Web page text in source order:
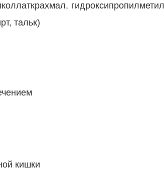
тальк)
кишки